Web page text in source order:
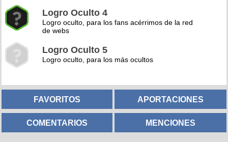
Logro Oculto 4
Logro oculto, para los fans acérrimos de la red
de webs
Logro Oculto 5
Logro oculto, para los más ocultos
FAVORITOS APORTACIONES
COMENTARIOS MENCIONES